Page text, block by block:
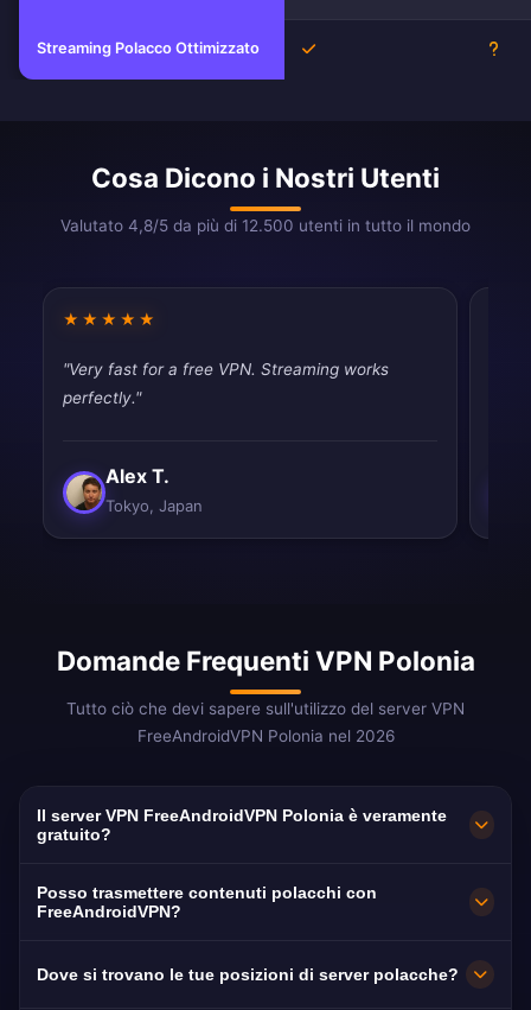
Streaming Polacco Ottimizzato Sì
Cosa Dicono i Nostri Utenti
Valutato 4,8/5 da più di 12.500 utenti in tutto il mondo
★★★★★
"Very fast for a free VPN. Streaming works
perfectly."
Alex T.
Tokyo, Japan
Domande Frequenti VPN Polonia
Tutto ciò che devi sapere sull'utilizzo del server VPN
FreeAndroidVPN Polonia nel 2026
Il server VPN FreeAndroidVPN Polonia è veramente
gratuito?
100% gratuito. Server a Varsavia, Cracovia,
Posso trasmettere contenuti polacchi con
FreeAndroidVPN?
Polsat Box Go e Canal+ Polonia per
Dove si trovano le tue posizioni di server polacche?